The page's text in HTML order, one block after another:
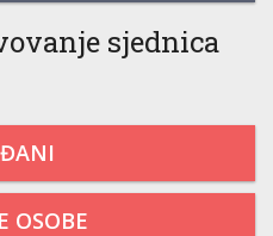
sjednica
OSOBE